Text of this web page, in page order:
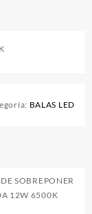
BALAS LED